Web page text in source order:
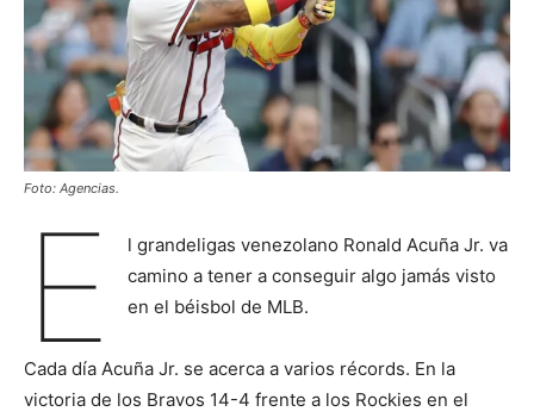
Foto: Agencias.
E
l grandeligas venezolano Ronald Acuña Jr. va
camino a tener a conseguir algo jamás visto
en el béisbol de MLB.
Cada día Acuña Jr. se acerca a varios récords. En la
victoria de los Bravos 14-4 frente a los Rockies en el